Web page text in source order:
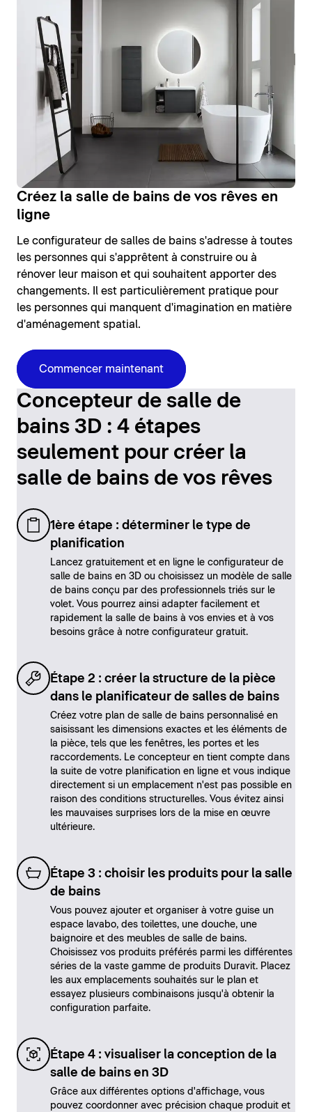
Créez la salle de bains de vos rêves en
ligne
Le configurateur de salles de bains s'adresse à toutes
les personnes qui s'apprêtent à construire ou à
rénover leur maison et qui souhaitent apporter des
changements. Il est particulièrement pratique pour
les personnes qui manquent d'imagination en matière
d'aménagement spatial.
Commencer maintenant
Concepteur de salle de
bains 3D : 4 étapes
seulement pour créer la
salle de bains de vos rêves
1ère étape : déterminer le type de
planification
Lancez gratuitement et en ligne le configurateur de
salle de bains en 3D ou choisissez un modèle de salle
de bains conçu par des professionnels triés sur le
volet. Vous pourrez ainsi adapter facilement et
rapidement la salle de bains à vos envies et à vos
besoins grâce à notre configurateur gratuit.
Étape 2 : créer la structure de la pièce
dans le planificateur de salles de bains
Créez votre plan de salle de bains personnalisé en
saisissant les dimensions exactes et les éléments de
la pièce, tels que les fenêtres, les portes et les
raccordements. Le concepteur en tient compte dans
la suite de votre planification en ligne et vous indique
directement si un emplacement n'est pas possible en
raison des conditions structurelles. Vous évitez ainsi
les mauvaises surprises lors de la mise en œuvre
ultérieure.
Étape 3 : choisir les produits pour la salle
de bains
Vous pouvez ajouter et organiser à votre guise un
espace lavabo, des toilettes, une douche, une
baignoire et des meubles de salle de bains.
Choisissez vos produits préférés parmi les différentes
séries de la vaste gamme de produits Duravit. Placez
les aux emplacements souhaités sur le plan et
essayez plusieurs combinaisons jusqu'à obtenir la
configuration parfaite.
Étape 4 : visualiser la conception de la
salle de bains en 3D
Grâce aux différentes options d'affichage, vous
pouvez coordonner avec précision chaque produit et